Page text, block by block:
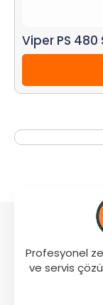
Viper PS
Profesyonel
ve servis